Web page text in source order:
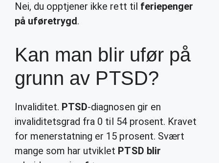
Nei, du opptjener ikke rett til feriepenger
på uføretrygd.
Kan man blir ufør på
grunn av PTSD?
Invaliditet. PTSD-diagnosen gir en
invaliditetsgrad fra 0 til 54 prosent. Kravet
for menerstatning er 15 prosent. Svært
mange som har utviklet PTSD blir